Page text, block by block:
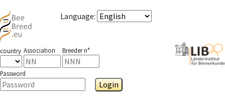
Language:
country Association Breeder n°
Password
Login